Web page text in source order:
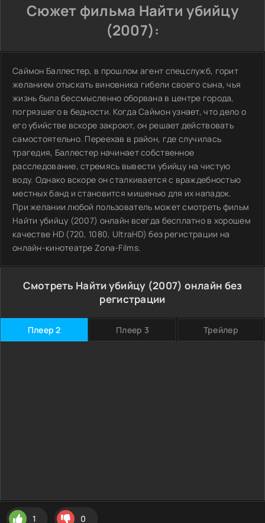
Сюжет фильма Найти убийцу
(2007):
Саймон Баллестер, в прошлом агент спецслужб, горит
желанием отыскать виновника гибели своего сына, чья
жизнь была бессмысленно оборвана в центре города,
погрязшего в бедности. Когда Саймон узнает, что дело о
его убийстве вскоре закроют, он решает действовать
самостоятельно. Переехав в район, где случилась
трагедия, Баллестер начинает собственное
расследование, стремясь вывести убийцу на чистую
воду. Однако вскоре он сталкивается с враждебностью
местных банд и становится мишенью для их нападок.
При желании любой пользователь может смотреть фильм
Найти убийцу (2007) онлайн всегда бесплатно в хорошем
качестве HD (720, 1080, UltraHD) без регистрации на
онлайн-кинотеатре Zona-Films.
Смотреть Найти убийцу (2007) онлайн без
регистрации
Плеер 2 Плеер 3 Трейлер
1 0